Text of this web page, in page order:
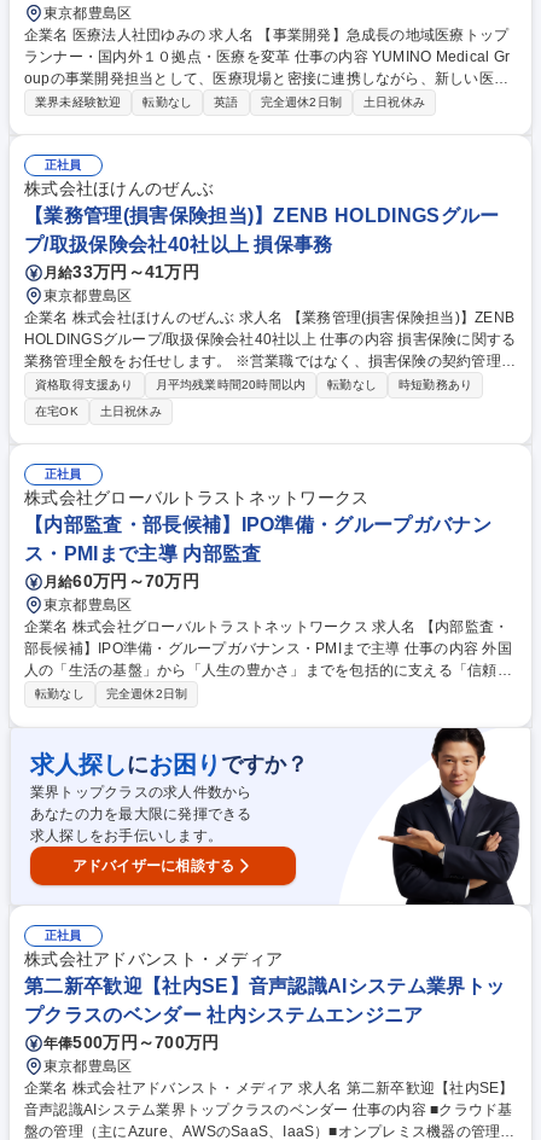
東京都豊島区
企業名 医療法人社団ゆみの 求人名 【事業開発】急成長の地域医療トップ
ランナー・国内外１０拠点・医療を変革 仕事の内容 YUMINO Medical Gr
oupの事業開発担当として、医療現場と密接に連携しながら、新しい医療
モデルの企画・実装を推進して頂きます。単なる企画立案にとどまらず、
現場オペレーションの改善、業務設計 (4)大学・研究機関・地域連携先と
の協働プロジェクト推進 (5)医療現場の課題を起点とした新規事業テーマ
の探索 (6)経営会議等への事業計画・進捗レポート、提案 募集職種 【事業
開発】急成長の地域医療トップランナー・国内外１０拠点・医療を変革
業界未経験歓迎 転勤なし 英語 完全週休2日制 土日祝休み
正社員
株式会社ほけんのぜんぶ
【業務管理(損害保険担当)】ZENB HOLDINGSグルー
プ/取扱保険会社40社以上 損保事務
月給33万円～41万円
東京都豊島区
企業名 株式会社ほけんのぜんぶ 求人名 【業務管理(損害保険担当)】ZENB
HOLDINGSグループ/取扱保険会社40社以上 仕事の内容 損害保険に関する
業務管理全般をお任せします。 ※営業職ではなく、損害保険の契約管理・
計上・保全・販売管理を担う業務管理ポジションです。 ■損害保険契約の
新規、更新、更改、保全、異動、解約に関する業務管理■損保会社システ
ムを用いた契約管理、計上確認■販売不可募集人に紐づく満期契約、保全
案件の振り分け■成績計上ルールに基づく計上確認、返戻、マイナス計上
の確認■保険会社への照会、確認、不備対応、差戻し対応■営業担当、募集
人からの損保実務に関する問い合わせ対応■満期管理、保全進捗管理、対
応漏れ防止のための管理表運用(その他備考欄へ続く) 募集職種 【業務管理
(損害保険担当)】ZENB HOLDINGSグループ/取扱保険会社40社以上
資格取得支援あり 月平均残業時間20時間以内 転勤なし
時短勤務あり
在宅OK
土日祝休み
正社員
株式会社グローバルトラストネットワークス
【内部監査・部長候補】IPO準備・グループガバナン
ス・PMIまで主導 内部監査
月給60万円～70万円
東京都豊島区
企業名 株式会社グローバルトラストネットワークス 求人名 【内部監査・
部長候補】IPO準備・グループガバナンス・PMIまで主導 仕事の内容 外国
人の「生活の基盤」から「人生の豊かさ」までを包括的に支える「信頼創
造プラットフォーム」である当社にて、IPO準備に伴う内部監査部門の立
施/子会社監査の実施/フォローアップ監査/監査報告書作成/改善提案および
改善状況モニタリング■内部統制（J-SOX）：全社統制整備/業務プロセス
統制整備/IT統制対応支援/運用評価/文書化支援/監査法人対応■グループガ
バナンス:子会社管理体制整備/グループガバナンス強化/リスク管理体制構
築/重要会議体運営支援■PMI・特命プロジェクト:M&A後の統制構築支援/P
MIプロジェクト参画 募集職種 【内部監査・部長候補】IPO準備・グループ
ガバナンス・PMIまで主導
転勤なし 完全週休2日制
求人探しにお困り ですか？
業界トップクラスの求人件数から
あなたの力を最大限に発揮できる
求人探しをお手伝いします。
アドバイザーに相談する
正社員
株式会社アドバンスト・メディア
第二新卒歓迎【社内SE】音声認識AIシステム業界トッ
プクラスのベンダー 社内システムエンジニア
年俸500万円～700万円
東京都豊島区
企業名 株式会社アドバンスト・メディア 求人名 第二新卒歓迎【社内SE】
音声認識AIシステム業界トップクラスのベンダー 仕事の内容 ■クラウド基
盤の管理（主にAzure、AWSのSaaS、IaaS）■オンプレミス機器の管理 ■